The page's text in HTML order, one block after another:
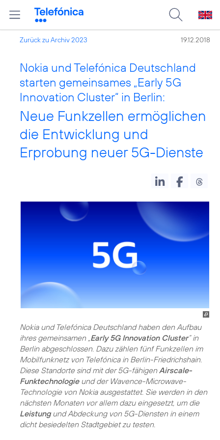
Zurück zu Archiv 2023 19.12.2018
Nokia und Telefónica Deutschland
starten gemeinsames „Early 5G
Innovation Cluster“ in Berlin:
Neue Funkzellen ermöglichen
die Entwicklung und
Erprobung neuer 5G-Dienste
Nokia und Telefónica Deutschland haben den Aufbau
ihres gemeinsamen „ Early 5G Innovation Cluster” in
Berlin abgeschlossen. Dazu zählen fünf Funkzellen im
Mobilfunknetz von Telefónica in Berlin-Friedrichshain.
Diese Standorte sind mit der 5G-fähigenAirscale-
Funktechnologieund der Wavence-Microwave-
Technologie von Nokia ausgestattet. Sie werden in den
nächsten Monaten vor allem dazu eingesetzt, um die
Leistung und Abdeckung von 5G-Diensten in einem
dicht besiedelten Stadtgebiet zu testen.